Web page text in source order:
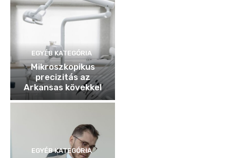
EGYÉB KATEGÓRIA
Mikroszkopikus
precizitás az
Arkansas kövekkel
EGYÉB KATEGÓRIA